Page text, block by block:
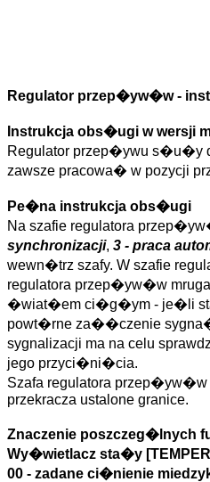
Regulator przep�yw�w -
Instrukcja obs�ugi w wersji
Regulator przep�ywu s�u�y
zawsze pracowa� w pozycji
Pe�na instrukcja obs�ugi
Na szafie regulatora
synchronizacji, 3 - praca
wewn�trz szafy. W szafie
regulatora przep�yw�w
�wiat�em ci�g�ym - je�li
powt�rne za��czenie
sygnalizacji ma na celu
jego przyci�ni�cia.
Szafa regulatora przep�yw�w
przekracza ustalone granice.
Znaczenie poszczeg�lnych
Wy�wietlacz sta�y
00 - zadane ci�nienie